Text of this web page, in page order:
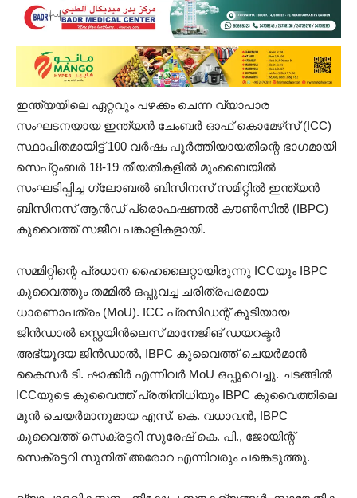
ഇന്ത്യയിലെ ഏറ്റവും പഴക്കം ചെന്ന വ്യാപാര
സംഘടനയായ ഇന്ത്യൻ ചേംബർ ഓഫ് കൊമേഴ്‌സ്‌ (ICC)
സ്ഥാപിതമായിട്ട് 100 വർഷം പൂർത്തിയായതിന്റെ ഭാഗമായി
സെപ്റ്റംബർ 18-19 തീയതികളിൽ മുംബൈയിൽ
സംഘടിപ്പിച്ച ഗ്ലോബൽ ബിസിനസ് സമിറ്റിൽ ഇന്ത്യൻ
ബിസിനസ് ആൻഡ് പ്രൊഫഷണൽ കൗൺസിൽ (IBPC)
കുവൈത്ത് സജീവ പങ്കാളികളായി.
സമ്മിറ്റിന്റെ പ്രധാന ഹൈലൈറ്റായിരുന്നു ICCയും IBPC
കുവൈത്തും തമ്മിൽ ഒപ്പുവച്ച ചരിത്രപരമായ
ധാരണാപത്രം (MoU). ICC പ്രസിഡന്റ് കൂടിയായ
ജിൻഡാൽ സ്റ്റെയിൻലെസ് മാനേജിങ് ഡയറക്ടർ
അഭ്യൂദയ ജിൻഡാൽ, IBPC കുവൈത്ത് ചെയർമാൻ
കൈസർ ടി. ഷാക്കിർ എന്നിവർ MoU ഒപ്പുവെച്ചു. ചടങ്ങിൽ
ICCയുടെ കുവൈത്ത് പ്രതിനിധിയും IBPC കുവൈത്തിലെ
മുൻ ചെയർമാനുമായ എസ്. കെ. വധാവൻ, IBPC
കുവൈത്ത് സെക്രട്ടറി സുരേഷ് കെ. പി., ജോയിന്റ്
സെക്രട്ടറി സുനിത് അരോറ എന്നിവരും പങ്കെടുത്തു.